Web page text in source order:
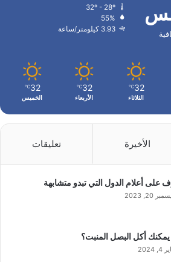
55%
3.93 كيلومتر/ساعة
32
℃
الثلاثاء
32
℃
الأربعاء
32
℃
الخميس
الأخيرة تعليقات
على أعلام الدول التي تبدو متشابهة
20, 2023
أكل البصل المنبت؟
2024